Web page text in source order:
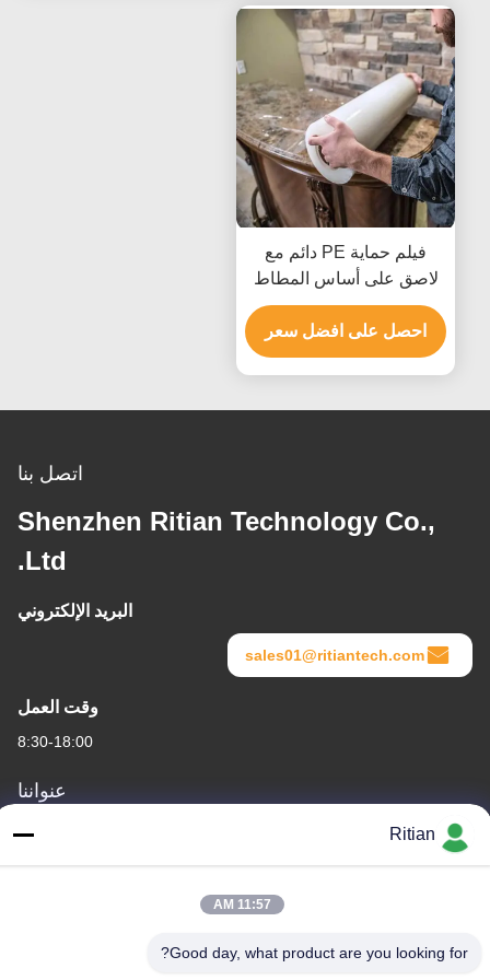
فيلم حماية PE دائم مع
لاصق على أساس المطاط
لإزالة خالية من المخلفات
ومقاومة الأشعة فوق
البنفسجية 6 أشهر
احصل على افضل سعر
اتصل بنا
Shenzhen Ritian Technology Co.,
Ltd.
البريد الإلكتروني
sales01@ritiantech.com
وقت العمل
8:30-18:00
عنواننا
عنوان الشركة
No.65 Songnian Road، Longgang District، شينزين، الصين 518117
Ritian
11:57 AM
Good day, what product are you looking for?